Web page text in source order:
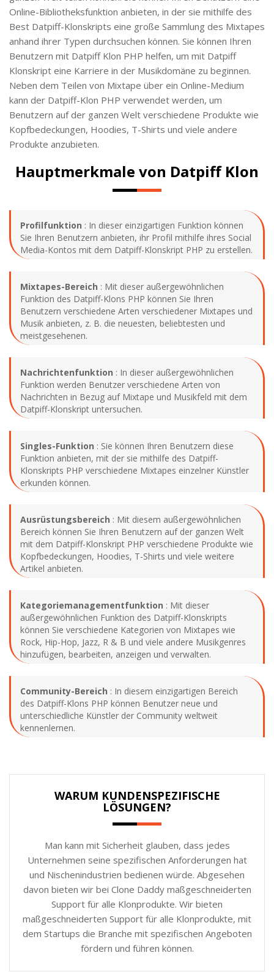
Online-Bibliotheksfunktion anbieten, in der sie mithilfe des
Best Datpiff-Klonskripts eine große Sammlung des Mixtapes
anhand ihrer Typen durchsuchen können. Sie können Ihren
Benutzern mit Datpiff Klon PHP helfen, um mit Datpiff
Klonskript eine Karriere in der Musikdomäne zu beginnen.
Neben dem Teilen von Mixtape über ein Online-Medium
kann der Datpiff-Klon PHP verwendet werden, um
Benutzern auf der ganzen Welt verschiedene Produkte wie
Kopfbedeckungen, Hoodies, T-Shirts und viele andere
Produkte anzubieten.
Hauptmerkmale von Datpiff Klon
Profilfunktion : In dieser einzigartigen Funktion können
Sie Ihren Benutzern anbieten, ihr Profil mithilfe ihres Social
Media-Kontos mit dem Datpiff-Klonskript PHP zu erstellen.
Mixtapes-Bereich : Mit dieser außergewöhnlichen
Funktion des Datpiff-Klons PHP können Sie Ihren
Benutzern verschiedene Arten verschiedener Mixtapes und
Musik anbieten, z. B. die neuesten, beliebtesten und
meistgesehenen.
Nachrichtenfunktion : In dieser außergewöhnlichen
Funktion werden Benutzer verschiedene Arten von
Nachrichten in Bezug auf Mixtape und Musikfeld mit dem
Datpiff-Klonskript untersuchen.
Singles-Funktion : Sie können Ihren Benutzern diese
Funktion anbieten, mit der sie mithilfe des Datpiff-
Klonskripts PHP verschiedene Mixtapes einzelner Künstler
erkunden können.
Ausrüstungsbereich : Mit diesem außergewöhnlichen
Bereich können Sie Ihren Benutzern auf der ganzen Welt
mit dem Datpiff-Klonskript PHP verschiedene Produkte wie
Kopfbedeckungen, Hoodies, T-Shirts und viele weitere
Artikel anbieten.
Kategoriemanagementfunktion : Mit dieser
außergewöhnlichen Funktion des Datpiff-Klonskripts
können Sie verschiedene Kategorien von Mixtapes wie
Rock, Hip-Hop, Jazz, R & B und viele andere Musikgenres
hinzufügen, bearbeiten, anzeigen und verwalten.
Community-Bereich : In diesem einzigartigen Bereich
des Datpiff-Klons PHP können Benutzer neue und
unterschiedliche Künstler der Community weltweit
kennenlernen.
WARUM KUNDENSPEZIFISCHE
LÖSUNGEN?
Man kann mit Sicherheit glauben, dass jedes
Unternehmen seine spezifischen Anforderungen hat
und Nischenindustrien bedienen würde. Abgesehen
davon bieten wir bei Clone Daddy maßgeschneiderten
Support für alle Klonprodukte. Wir bieten
maßgeschneiderten Support für alle Klonprodukte, mit
dem Startups die Branche mit spezifischen Angeboten
fördern und führen können.